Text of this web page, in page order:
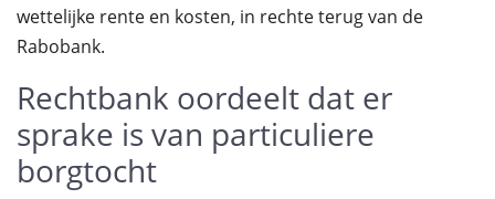
wettelijke rente en kosten, in rechte terug van de
Rabobank.
Rechtbank oordeelt dat er
sprake is van particuliere
borgtocht